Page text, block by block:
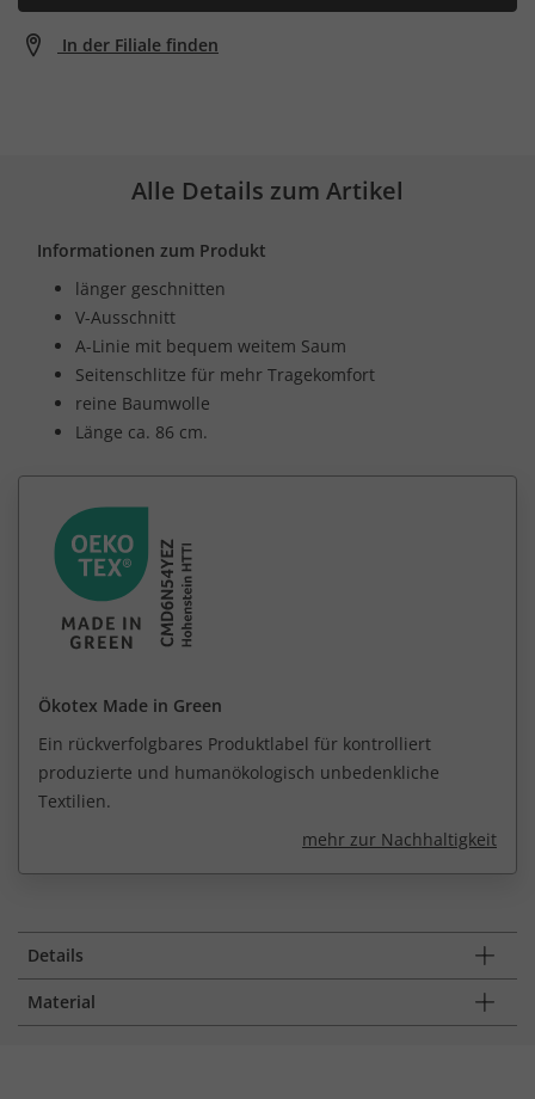
In der Filiale finden
Alle Details zum Artikel
Informationen zum Produkt
länger geschnitten
V-Ausschnitt
A-Linie mit bequem weitem Saum
Seitenschlitze für mehr Tragekomfort
reine Baumwolle
Länge ca. 86 cm.
Ökotex Made in Green
Ein rückverfolgbares Produktlabel für kontrolliert
produzierte und humanökologisch unbedenkliche
Textilien.
mehr zur Nachhaltigkeit
Details
Material